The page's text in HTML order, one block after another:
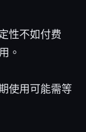
性不如付费
。
使用可能需等